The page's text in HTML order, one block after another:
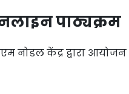
पाठ्यक्रम
नोडल केंद्र द्वारा आयोजन